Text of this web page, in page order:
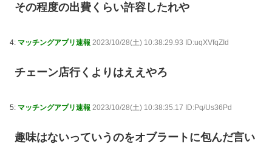
その程度の出費くらい許容したれや
4: マッチングアプリ速報 2023/10/28(土) 10:38:29.93 ID:uqXVfqZId
チェーン店行くよりはええやろ
5: マッチングアプリ速報 2023/10/28(土) 10:38:35.17 ID:Pq/Us36Pd
趣味はないっていうのをオブラートに包んだ言い